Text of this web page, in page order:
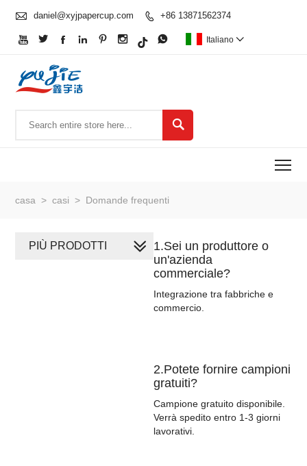
 daniel@xyjpapercup.com  +86 13871562374
       Italiano 

casa > casi > Domande frequenti
1.Sei un produttore o
un'azienda
commerciale?
Integrazione tra fabbriche e
commercio.
2.Potete fornire campioni
gratuiti?
Campione gratuito disponibile.
Verrà spedito entro 1-3 giorni
lavorativi.
PIÙ PRODOTTI